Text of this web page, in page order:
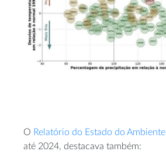
O Relatório do Estado do Ambiente
até 2024, destacava também: